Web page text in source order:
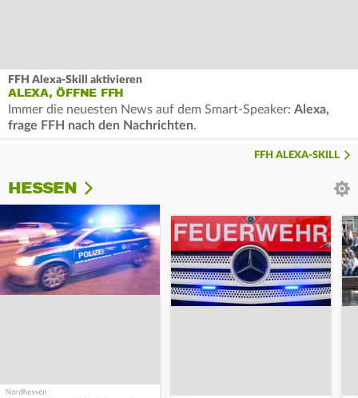
FFH Alexa-Skill aktivieren
ALEXA, ÖFFNE FFH
Immer die neuesten News auf dem Smart-Speaker: Alexa,
frage FFH nach den Nachrichten.
FFH ALEXA-SKILL
HESSEN